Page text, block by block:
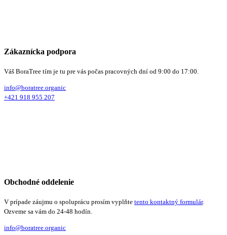
Zákaznícka podpora
Váš BoraTree tím je tu pre vás počas pracovných dní od 9:00 do 17:00.
info@boratree.organic
+421 918 955 207
Obchodné oddelenie
V prípade záujmu o spoluprácu prosím vyplňte tento kontaktný formulár.
Ozveme sa vám do 24-48 hodín.
info@boratree.organic